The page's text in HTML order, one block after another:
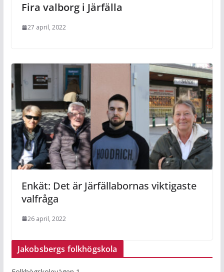
Fira valborg i Järfälla
27 april, 2022
Enkät: Det är Järfällabornas viktigaste
valfråga
26 april, 2022
Jakobsbergs folkhögskola